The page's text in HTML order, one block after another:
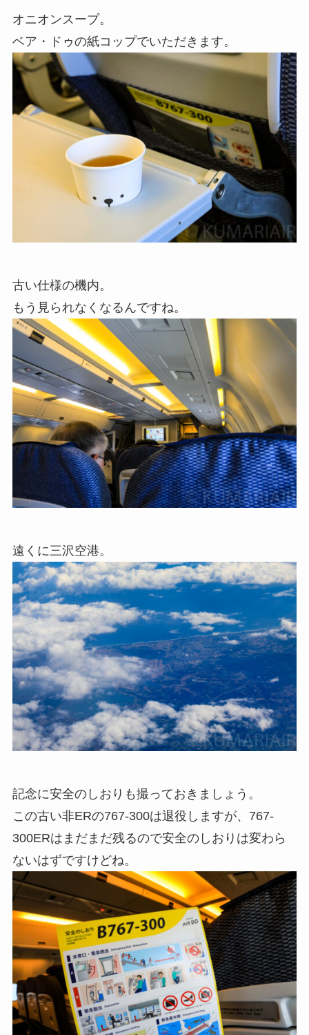
オニオンスープ。
ベア・ドゥの紙コップでいただきます。
古い仕様の機内。
もう見られなくなるんですね。
遠くに三沢空港。
記念に安全のしおりも撮っておきましょう。
この古い非ERの767-300は退役しますが、767-
300ERはまだまだ残るので安全のしおりは変わら
ないはずですけどね。